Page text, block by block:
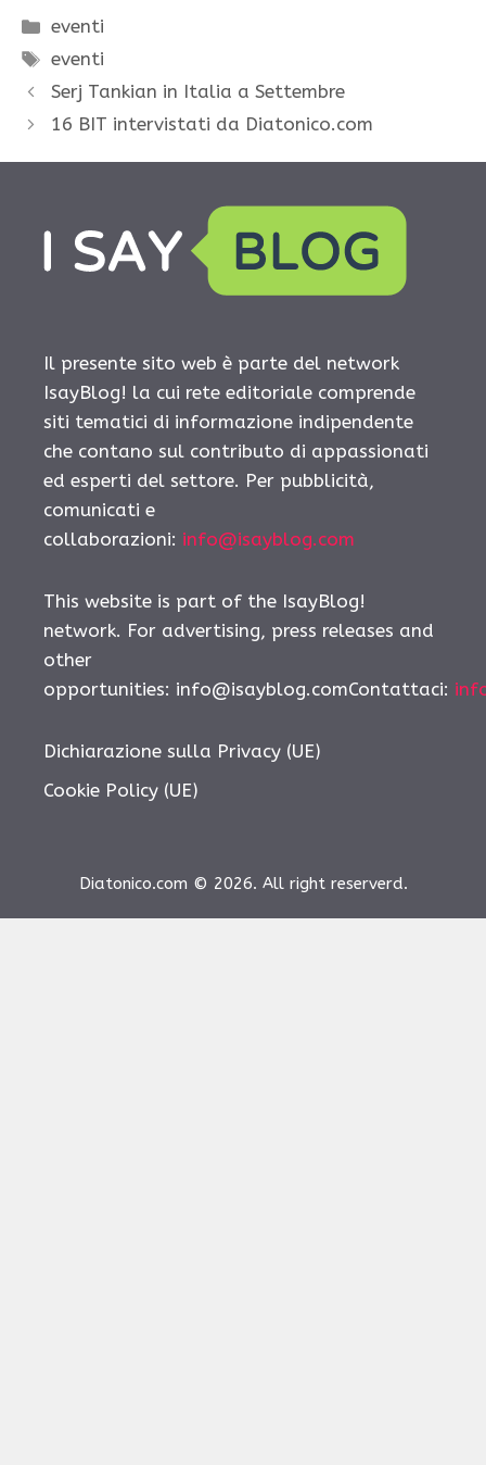
Categorie
eventi
Tag
eventi
Serj Tankian in Italia a Settembre
16 BIT intervistati da Diatonico.com
Il presente sito web è parte del network
IsayBlog! la cui rete editoriale comprende
siti tematici di informazione indipendente
che contano sul contributo di appassionati
ed esperti del settore. Per pubblicità,
comunicati e
collaborazioni: info@isayblog.com
This website is part of the IsayBlog!
network. For advertising, press releases and
other
opportunities: info@isayblog.comContattaci:
Dichiarazione sulla Privacy (UE)
Cookie Policy (UE)
Diatonico.com © 2026. All right reserverd.